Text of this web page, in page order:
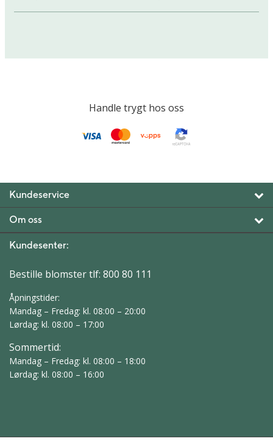
Handle trygt hos oss
Kundeservice
Om oss
Kundesenter:
Bestille blomster tlf: 800 80 111
Åpningstider:
Mandag – Fredag: kl. 08:00 – 20:00
Lørdag: kl. 08:00 – 17:00
Sommertid:
Mandag – Fredag: kl. 08:00 – 18:00
Lørdag: kl. 08:00 – 16:00